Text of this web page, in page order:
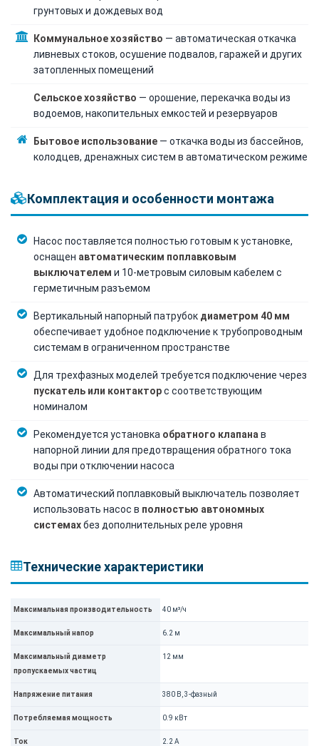
грунтовых и дождевых вод
Коммунальное хозяйство — автоматическая откачка
ливневых стоков, осушение подвалов, гаражей и других
затопленных помещений
Сельское хозяйство — орошение, перекачка воды из
водоемов, накопительных емкостей и резервуаров
Бытовое использование — откачка воды из бассейнов,
колодцев, дренажных систем в автоматическом режиме
Комплектация и особенности монтажа
Насос поставляется полностью готовым к установке,
оснащен автоматическим поплавковым
выключателем и 10-метровым силовым кабелем с
герметичным разъемом
Вертикальный напорный патрубок диаметром 40 мм
обеспечивает удобное подключение к трубопроводным
системам в ограниченном пространстве
Для трехфазных моделей требуется подключение через
пускатель или контакторс соответствующим
номиналом
Рекомендуется установка обратного клапана в
напорной линии для предотвращения обратного тока
воды при отключении насоса
Автоматический поплавковый выключатель позволяет
использовать насос в полностью автономных
системахбез дополнительных реле уровня
Технические характеристики
Максимальная производительность 40 м³/ч
Максимальный напор 6.2 м
Максимальный диаметр
пропускаемых частиц
12 мм
Напряжение питания 380 В, 3-фазный
Потребляемая мощность 0.9 кВт
Ток 2.2 А